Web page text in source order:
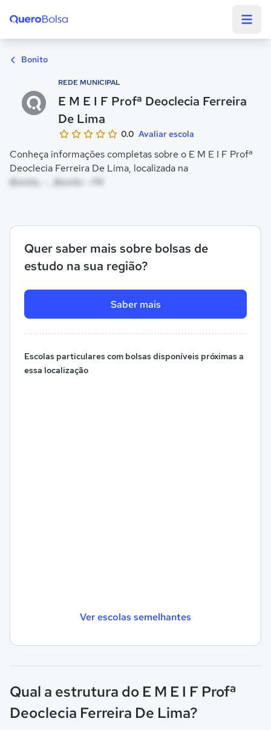
Bonito
REDE MUNICIPAL
E M E I F Profª Deoclecia Ferreira
De Lima
0.0 Avaliar escola
Conheça informações completas sobre o E M E I F Profª
Deoclecia Ferreira De Lima, localizada na
Bonito, - , Bonito - PA
Quer saber mais sobre bolsas de
estudo na sua região?
Saber mais
Escolas particulares com bolsas disponíveis próximas a
essa localização
Ver escolas semelhantes
Qual a estrutura do E M E I F Profª
Deoclecia Ferreira De Lima?